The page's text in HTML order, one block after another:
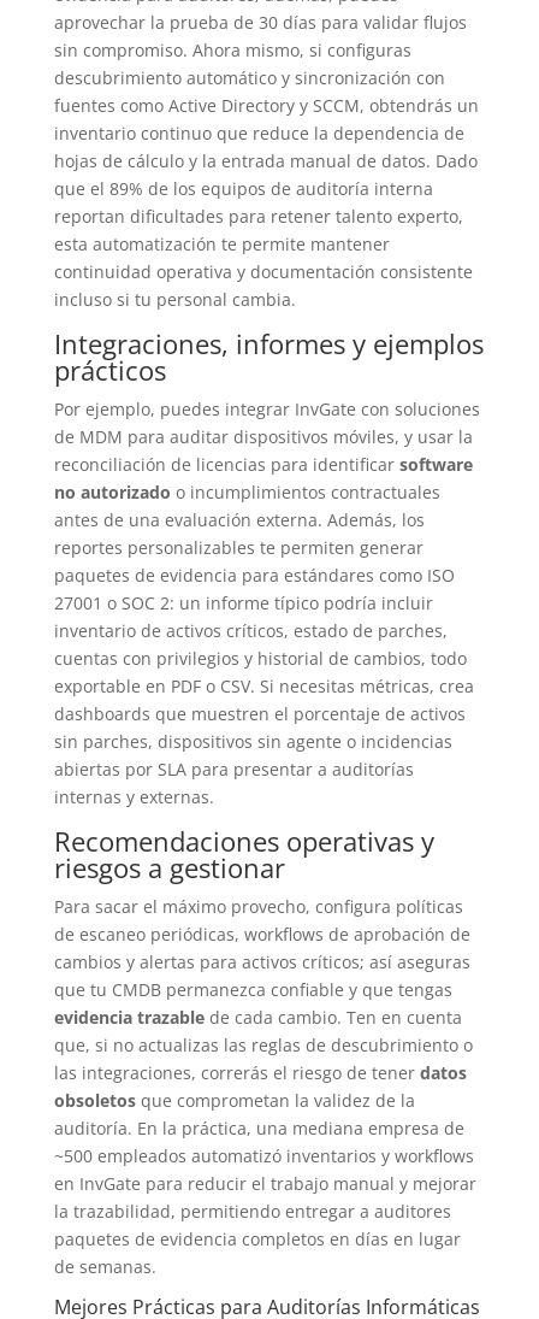
aprovechar la prueba de 30 días para validar flujos
sin compromiso. Ahora mismo, si configuras
descubrimiento automático y sincronización con
fuentes como Active Directory y SCCM, obtendrás un
inventario continuo que reduce la dependencia de
hojas de cálculo y la entrada manual de datos. Dado
que el 89% de los equipos de auditoría interna
reportan dificultades para retener talento experto,
esta automatización te permite mantener
continuidad operativa y documentación consistente
incluso si tu personal cambia.
Integraciones, informes y ejemplos
prácticos
Por ejemplo, puedes integrar InvGate con soluciones
de MDM para auditar dispositivos móviles, y usar la
reconciliación de licencias para identificar software
no autorizado o incumplimientos contractuales
antes de una evaluación externa. Además, los
reportes personalizables te permiten generar
paquetes de evidencia para estándares como ISO
27001 o SOC 2: un informe típico podría incluir
inventario de activos críticos, estado de parches,
cuentas con privilegios y historial de cambios, todo
exportable en PDF o CSV. Si necesitas métricas, crea
dashboards que muestren el porcentaje de activos
sin parches, dispositivos sin agente o incidencias
abiertas por SLA para presentar a auditorías
internas y externas.
Recomendaciones operativas y
riesgos a gestionar
Para sacar el máximo provecho, configura políticas
de escaneo periódicas, workflows de aprobación de
cambios y alertas para activos críticos; así aseguras
que tu CMDB permanezca confiable y que tengas
evidencia trazablede cada cambio. Ten en cuenta
que, si no actualizas las reglas de descubrimiento o
las integraciones, correrás el riesgo de tener datos
obsoletosque comprometan la validez de la
auditoría. En la práctica, una mediana empresa de
~500 empleados automatizó inventarios y workflows
en InvGate para reducir el trabajo manual y mejorar
la trazabilidad, permitiendo entregar a auditores
paquetes de evidencia completos en días en lugar
de semanas.
Mejores Prácticas para Auditorías Informáticas